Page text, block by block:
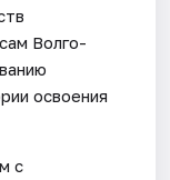
Волго-
освоения
с